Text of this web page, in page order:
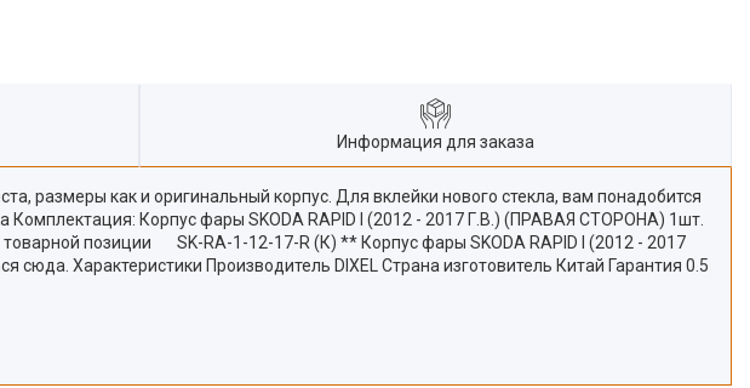
Информация для заказа
размеры как и оригинальный корпус. Для вклейки нового стекла, вам понадобится
Корпус фары SKODA RAPID I (2012 - 2017 Г.В.) (ПРАВАЯ СТОРОНА) 1шт.
SK-RA-1-12-17-R (К) ** Корпус фары SKODA RAPID I (2012 - 2017
Характеристики Производитель DIXEL Страна изготовитель Китай Гарантия 0.5